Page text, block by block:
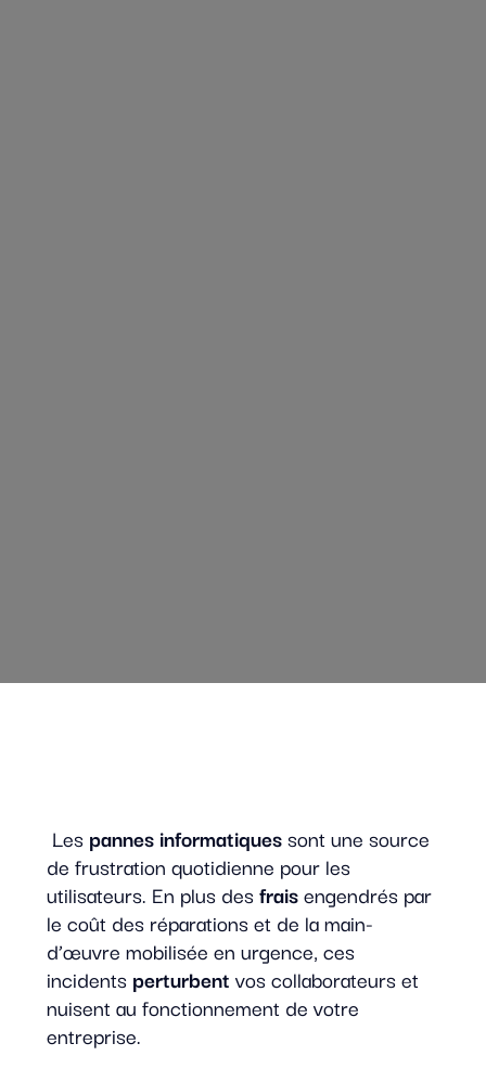
Les pannes informatiquessont une source
de frustration quotidienne pour les
utilisateurs. En plus desfraisengendrés par
le coût des réparations et de la main-
d’œuvre mobilisée en urgence, ces
incidents perturbent vos collaborateurs et
nuisent au fonctionnement de votre
entreprise.